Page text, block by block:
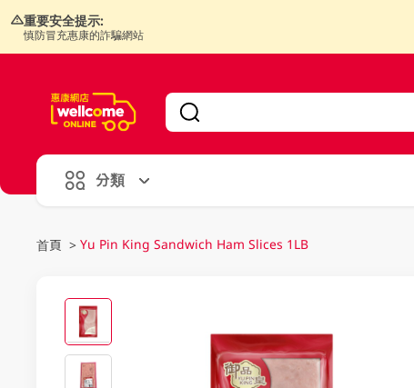
重要安全提示:
慎防冒充惠康的詐騙網站
分類
首頁 > Yu Pin King Sandwich Ham Slices 1LB